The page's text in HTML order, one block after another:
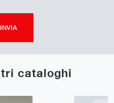
cataloghi
INVIA